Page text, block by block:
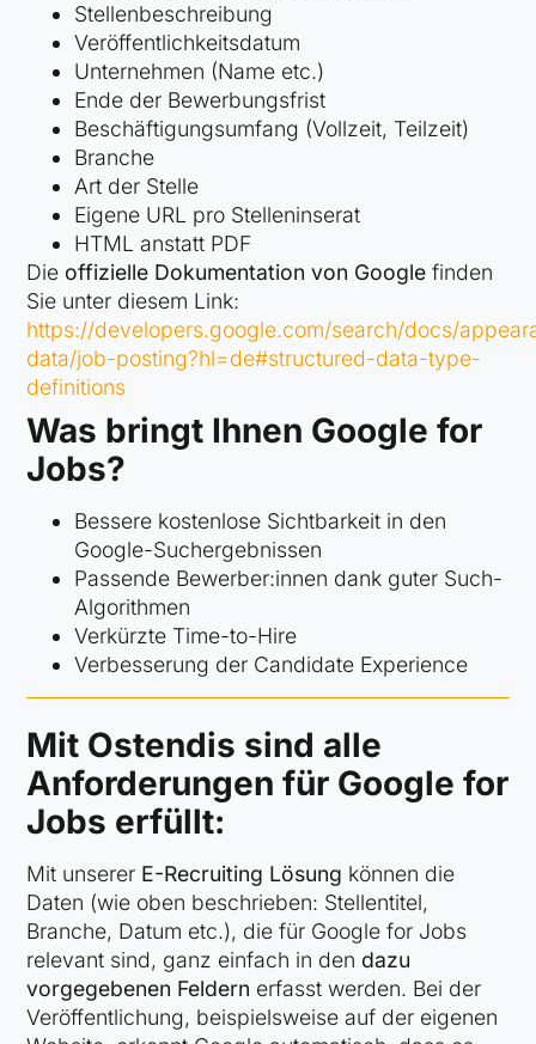
Stellenbeschreibung
Veröffentlichkeitsdatum
Unternehmen (Name etc.)
Ende der Bewerbungsfrist
Beschäftigungsumfang (Vollzeit, Teilzeit)
Branche
Art der Stelle
Eigene URL pro Stelleninserat
HTML anstatt PDF
Die offizielle Dokumentation von Google finden
Sie unter diesem Link:
https://developers.google.com/search/docs/
data/job-posting?hl=de#structured-data-type-
definitions
Was bringt Ihnen Goog­le for
Jobs?
Bes­se­re kostenlose Sicht­bar­keit in den
Goog­le-Such­ergeb­nis­sen
Passende Bewer­ber:innen dank guter Such-
Algorithmen
Verkürzte Time-to-Hire
Ver­bes­se­rung der Can­di­da­te Expe­ri­ence
Mit Ostendis sind alle
Anforderungen für Google for
Jobs erfüllt:
Mit unserer E-Recruiting Lösung können die
Daten (wie oben beschrieben: Stellentitel,
Branche, Datum etc.), die für Google for Jobs
relevant sind, ganz einfach in den dazu
vorgegebenen Feldern erfasst werden. Bei der
Veröffentlichung, beispielsweise auf der eigenen